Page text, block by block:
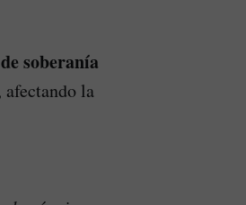
soberanía
la